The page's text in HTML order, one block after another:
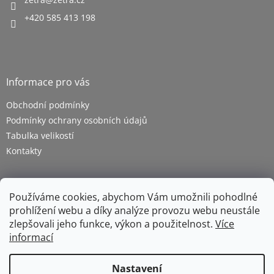
Používáme cookies, abychom Vám umožnili pohodlné
prohlížení webu a díky analýze provozu webu neustále
zlepšovali jeho funkce, výkon a použitelnost. Více
informací
Nastavení
+420 585 413 198
Informace pro vás
Obchodní podmínky
Podmínky ochrany osobních údajů
Tabulka velikostí
Kontakty